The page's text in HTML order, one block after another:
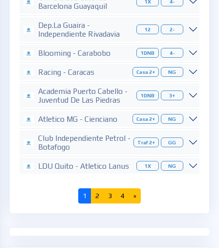
Barcelona Guayaquil
1X 4-
Dep.La Guaira -
Independiente Rivadavia
12 2-
Blooming - Carabobo 1DNB 4-
Racing - Caracas Casa 2+ NG
Academia Puerto Cabello -
Juventud De Las Piedras
1DNB 3+
Atletico MG - Cienciano Casa 2+ NG
Club Independiente Petrol -
Botafogo
Traf 2+ GG
LDU Quito - Atletico Lanus 1X NG
1 2 3 4 »